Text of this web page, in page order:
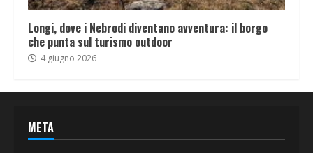
Longi, dove i Nebrodi diventano avventura: il borgo
che punta sul turismo outdoor
4 giugno 2026
META